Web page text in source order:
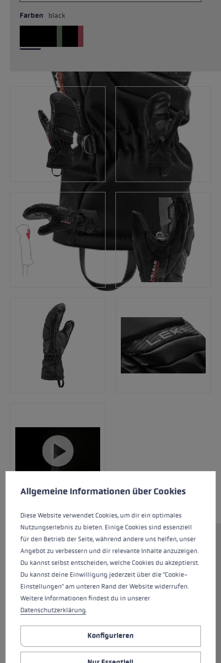
Farben black
Die Fäustlingsvariante Griffin Base 3D Women
Mitt hält deine Hände bei kälteren
Temperaturen optimal warm. Die Außenhand
besteht aus wasserabweisendem Softshell und
Premium Ziegenleder, die Innenhand aus
ultraweichem Schafsleder. Diese Kombination
sorgt für einen angenehmen Tragekomfort
und gleichzeitig hohen Grip am Stock. Dank
Hyperloft Isolierung, Micro Bemberg und Soft
Plush Futter sind deine Hände optimal vor Kälte
Cookie-Voreinstellungen
Allgemeine Informationen über Cookies
Diese Website verwendet Cookies, um dir ein optimales
Nutzungserlebnis zu bieten. Einige Cookies sind essenziell
für den Betrieb der Seite, während andere uns helfen, unser
Angebot zu verbessern und dir relevante Inhalte anzuzeigen.
Du kannst selbst entscheiden, welche Cookies du akzeptierst.
Du kannst deine Einwilligung jederzeit über die "Cookie-
Einstellungen" am unteren Rand der Website widerrufen.
Weitere Informationen findest du in unserer
Datenschutzerklärung.
Konfigurieren